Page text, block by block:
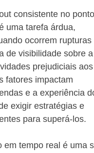
consistente no ponto
uma tarefa árdua,
ocorrem rupturas
de visibilidade sobre a
prejudiciais aos
fatores impactam
e a experiência
exigir estratégias e
para superá-los.
em tempo real é uma